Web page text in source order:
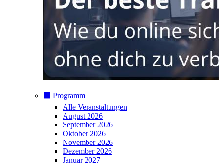
⬛️ Programm
Alle Veranstaltungen
August 2026
September 2026
Oktober 2026
November 2026
Dezember 2026
Januar 2027